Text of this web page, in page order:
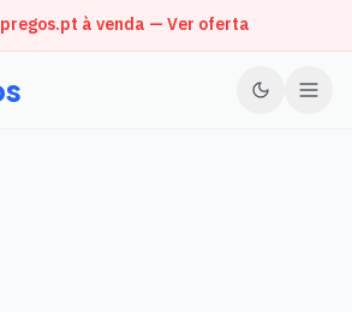
à venda — Ver oferta